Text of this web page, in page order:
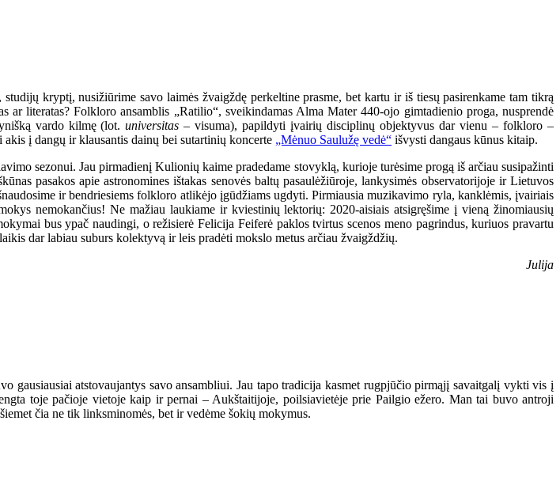
kryptį, nusižiūrime savo laimės žvaigždę perkeltine prasme, bet kartu ir iš tiesų pasirenkame tam tikrą
literatas? Folkloro ansamblis „Ratilio“, sveikindamas Alma Mater 440-ojo gimtadienio proga, nusprendė
vardo kilmę (lot.universitas– visuma), papildyti įvairių disciplinų objektyvus dar vienu – folkloro –
į dangų ir klausantis dainų bei sutartinių koncerte „Mėnuo Saulužę vedė“ išvysti dangaus kūnus kitaip.
sezonui. Jau pirmadienį Kulionių kaime pradedame stovyklą, kurioje turėsime progą iš arčiau susipažinti
pasakos apie astronomines ištakas senovės baltų pasaulėžiūroje, lankysimės observatorijoje ir Lietuvos
ir bendriesiems folkloro atlikėjo įgūdžiams ugdyti. Pirmiausia muzikavimo ryla, kanklėmis, įvairiais
nemokančius! Ne mažiau laukiame ir kviestinių lektorių: 2020-aisiais atsigręšime į vieną žinomiausių
bus ypač naudingi, o režisierė Felicija Feiferė paklos tvirtus scenos meno pagrindus, kuriuos pravartu
dar labiau suburs kolektyvą ir leis pradėti mokslo metus arčiau žvaigždžių.
Julija
atstovaujantys savo ansambliui. Jau tapo tradicija kasmet rugpjūčio pirmąjį savaitgalį vykti vis į
toje pačioje vietoje kaip ir pernai – Aukštaitijoje, poilsiavietėje prie Pailgio ežero. Man tai buvo antroji
čia ne tik linksminomės, bet ir vedėme šokių mokymus.